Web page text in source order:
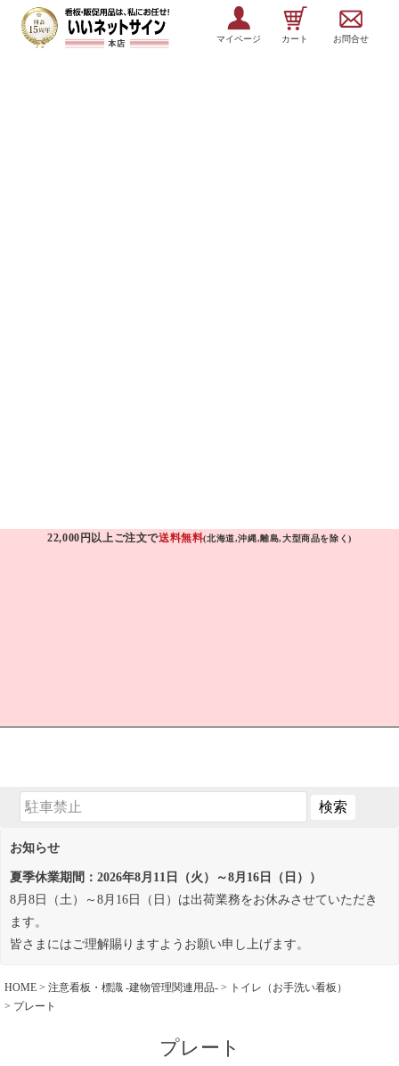
マイページ カート お問合せ
22,000円以上ご注文で送料無料(北海道,沖縄,離島,大型商品を除く)
お知らせ
夏季休業期間：2026年8月11日（火）～8月16日（日））
8月8日（土）～8月16日（日）は出荷業務をお休みさせていただき
ます。
皆さまにはご理解賜りますようお願い申し上げます。
HOME 注意看板・標識 -建物管理関連用品-
トイレ（お手洗い看板）
プレート
プレート